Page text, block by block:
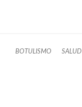
BOTULISMO SALUD